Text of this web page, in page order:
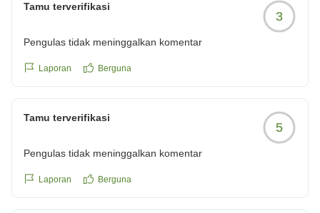
Tamu terverifikasi
3
Pengulas tidak meninggalkan komentar
Laporan Berguna
Tamu terverifikasi
5
Pengulas tidak meninggalkan komentar
Laporan Berguna